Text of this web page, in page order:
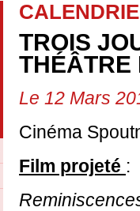
TROIS
THÉÂTRE
Le 12 Mars
Cinéma
Film projeté :